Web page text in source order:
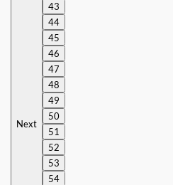
Next
43
44
45
46
47
48
49
50
51
52
53
54